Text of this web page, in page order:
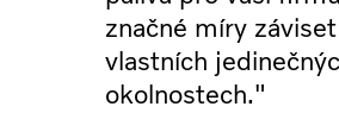
značné míry
vlastních
okolnostech."